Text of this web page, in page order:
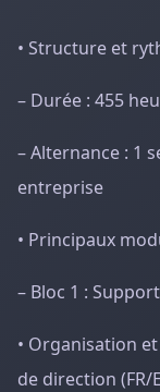
• Structure et
– Durée : 455
– Alternance : 1
entreprise
• Principaux
– Bloc 1 :
• Organisation
de direction (FR/